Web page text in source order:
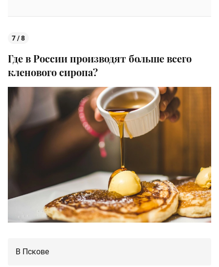
7 / 8
Где в России производят больше всего
кленового сиропа?
В Пскове